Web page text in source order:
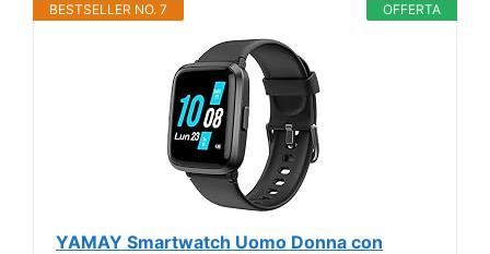
OFFERTA
BESTSELLER NO. 7
YAMAY Smartwatch Uomo Donna con